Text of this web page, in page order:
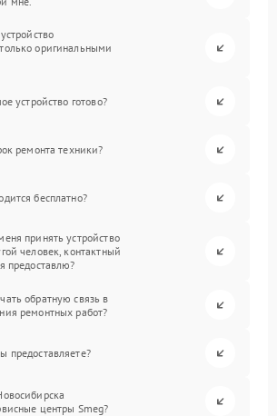
оригинальными
устройство готово?
ремонта техники?
бесплатно?
принять устройство
человек, контактный
предоставлю?
обратную связь в
ремонтных работ?
предоставляете?
центры Smeg?